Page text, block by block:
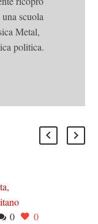
scuola
Metal,
politica.
Monti
0 0